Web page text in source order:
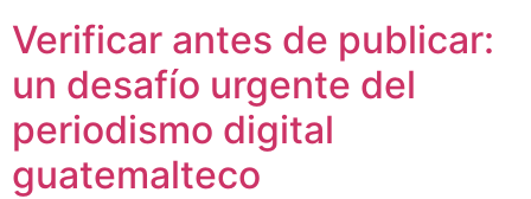
Verificar antes de publicar:
un desafío urgente del
periodismo digital
guatemalteco